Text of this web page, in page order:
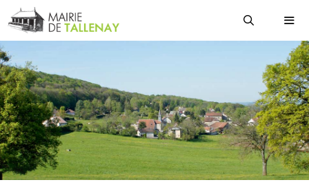
Aller
au
contenu